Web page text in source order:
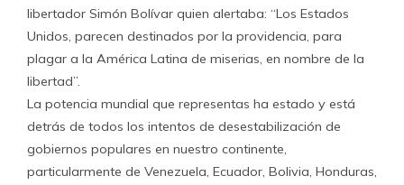
libertador Simón Bolívar quien alertaba: “Los Estados
Unidos, parecen destinados por la providencia, para
plagar a la América Latina de miserias, en nombre de la
libertad”.
La potencia mundial que representas ha estado y está
detrás de todos los intentos de desestabilización de
gobiernos populares en nuestro continente,
particularmente de Venezuela, Ecuador, Bolivia, Honduras,